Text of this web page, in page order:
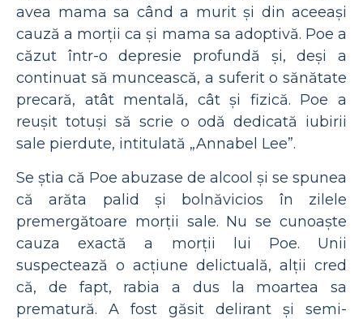
avea mama sa când a murit și din aceeași
cauză a morții ca și mama sa adoptivă. Poe a
căzut într-o depresie profundă și, deși a
continuat să muncească, a suferit o sănătate
precară, atât mentală, cât și fizică. Poe a
reușit totuși să scrie o odă dedicată iubirii
sale pierdute, intitulată „Annabel Lee”.
Se știa că Poe abuzase de alcool și se spunea
că arăta palid și bolnăvicios în zilele
premergătoare morții sale. Nu se cunoaște
cauza exactă a morții lui Poe. Unii
suspectează o acțiune delictuală, alții cred
că, de fapt, rabia a dus la moartea sa
prematură. A fost găsit delirant și semi-